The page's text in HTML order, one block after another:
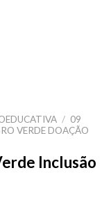
/ 09
VERDE DOAÇÃO
Inclusão